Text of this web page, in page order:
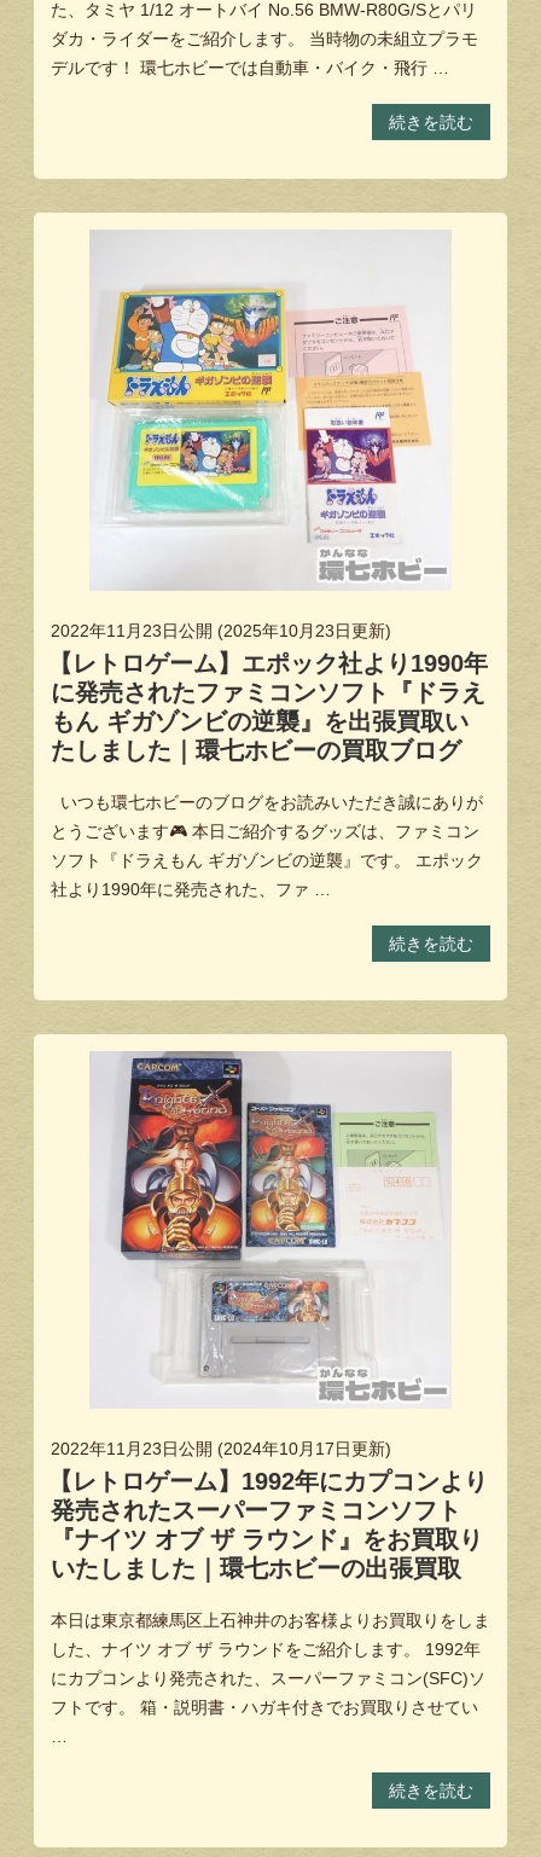
た、タミヤ 1/12 オートバイ No.56 BMW-R80G/Sとパリ
ダカ・ライダーをご紹介します。 当時物の未組立プラモ
デルです！ 環七ホビーでは自動車・バイク・飛行 …
続きを読む
2022年11月23日公開 (2025年10月23日更新)
【レトロゲーム】エポック社より1990年
に発売されたファミコンソフト『ドラえ
もん ギガゾンビの逆襲』を出張買取い
たしました｜環七ホビーの買取ブログ
いつも環七ホビーのブログをお読みいただき誠にありが
とうございます🎮 本日ご紹介するグッズは、ファミコン
ソフト『ドラえもん ギガゾンビの逆襲』です。 エポック
社より1990年に発売された、ファ …
続きを読む
2022年11月23日公開 (2024年10月17日更新)
【レトロゲーム】1992年にカプコンより
発売されたスーパーファミコンソフト
『ナイツ オブ ザ ラウンド』をお買取り
いたしました｜環七ホビーの出張買取
本日は東京都練馬区上石神井のお客様よりお買取りをしま
した、ナイツ オブ ザ ラウンドをご紹介します。 1992年
にカプコンより発売された、スーパーファミコン(SFC)ソ
フトです。 箱・説明書・ハガキ付きでお買取りさせてい
続きを読む